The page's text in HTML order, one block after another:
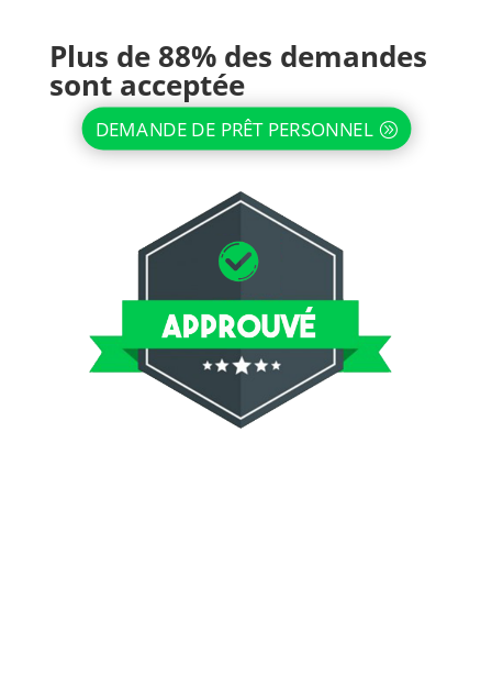
Plus de 88% des demandes
sont acceptée
DEMANDE DE PRÊT PERSONNEL